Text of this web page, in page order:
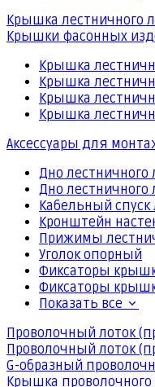
Крышка лестничного
Крышки фасонных
Крышка
Крышка
Крышка
Крышка
Аксессуары для
Дно лестничного
Дно лестничного
Кабельный спуск
Кронштейн
Прижимы
Уголок опорный
Фиксаторы
Фиксаторы
Показать все
Проволочный лоток
Проволочный лоток
G-образный
Крышка проволочного